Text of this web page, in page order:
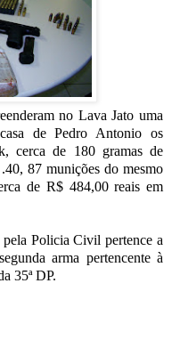
no Lava Jato uma
de Pedro Antonio os
cerca de 180 gramas de
87 munições do mesmo
de R$ 484,00 reais em
Policia Civil pertence a
arma pertencente à
35ª DP.